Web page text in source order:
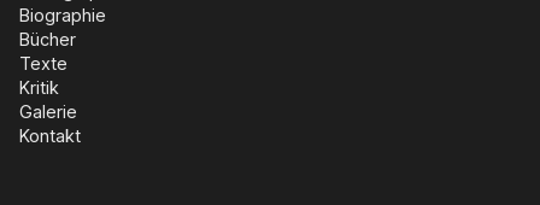
Biographie
Bücher
Texte
Kritik
Galerie
Kontakt